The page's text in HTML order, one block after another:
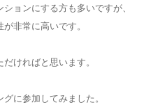
ョンにする方も多いですが、
非常に高いです。
ければと思います。
に参加してみました。